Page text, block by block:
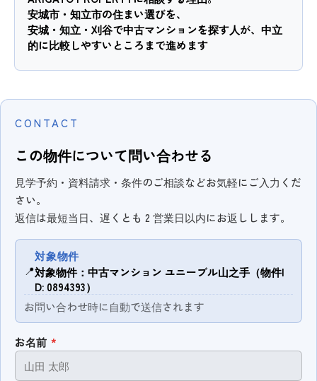
安城市・知立市の住まい選びを、
安城・知立・刈谷で中古マンションを探す人が、中立
的に比較しやすいところまで進めます
CONTACT
この物件について問い合わせる
見学予約・資料請求・条件のご相談などお気軽にご入力くだ
さい。
返信は最短当日、遅くとも 2 営業日以内にお返しします。
📍
対象物件
対象物件：中古マンション ユニーブル山之手（物件I
D: 0894393）
お問い合わせ時に自動で送信されます
お名前 *